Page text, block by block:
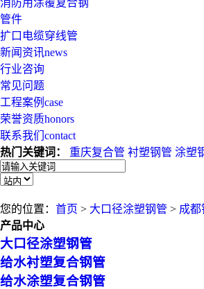
消防用涂覆复合钢
管件
扩口电缆穿线管
新闻资讯news
行业咨询
常见问题
工程案例 case
荣誉资质honors
联系我们 contact
热门关键词：
重庆复合管 衬塑钢管 涂塑
您的位置： 首页 > 大口径涂塑钢管 > 成都
产品中心
大口径涂塑钢管
给水衬塑复合钢管
给水涂塑复合钢管